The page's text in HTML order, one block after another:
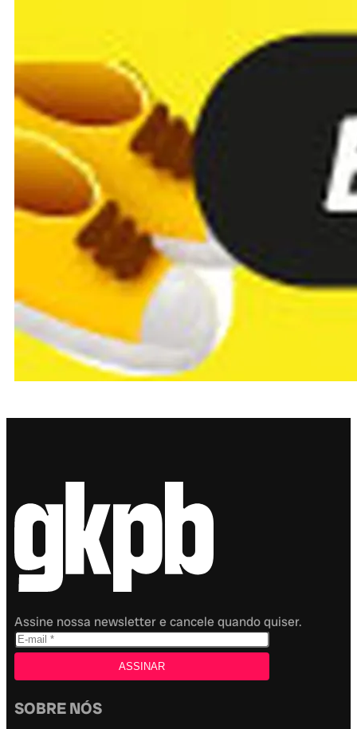
Assine nossa newsletter e cancele quando quiser.
SOBRE NÓS